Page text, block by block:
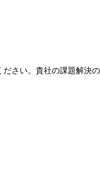
さい。貴社の課題解決の